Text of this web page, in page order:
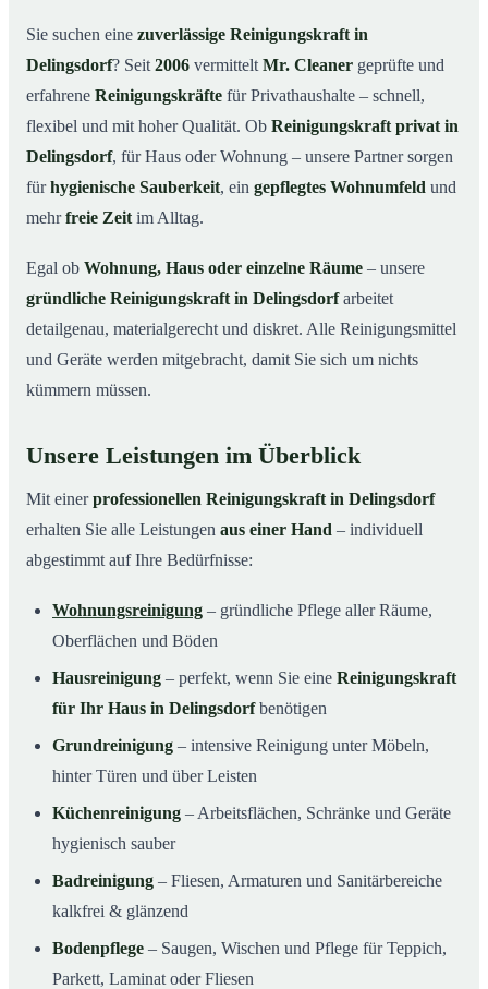
04So läuft die Buchung einer Reinigungskraft ab
05 Typische Anlässe für eine Reinigungskraft
07 Jetzt Reinigungskraft buchen
08So einfach buchen Sie eine Reinigungskraft in
Sie suchen eine zuverlässige Reinigungskraft in
Delingsdorf? Seit 2006 vermittelt Mr. Cleaner geprüfte und
erfahrene Reinigungskräfte für Privathaushalte – schnell,
flexibel und mit hoher Qualität. Ob Reinigungskraft privat in
Delingsdorf, für Haus oder Wohnung – unsere Partner sorgen
fürhygienische Sauberkeit, ein gepflegtes Wohnumfeld und
mehrfreie Zeit im Alltag.
Egal ob Wohnung, Haus oder einzelne Räume – unsere
gründliche Reinigungskraft in Delingsdorfarbeitet
detailgenau, materialgerecht und diskret. Alle Reinigungsmittel
und Geräte werden mitgebracht, damit Sie sich um nichts
kümmern müssen.
Unsere Leistungen im Überblick
Mit einerprofessionellen Reinigungskraft in Delingsdorf
erhalten Sie alle Leistungen aus einer Hand – individuell
abgestimmt auf Ihre Bedürfnisse:
Wohnungsreinigung – gründliche Pflege aller Räume,
Oberflächen und Böden
Hausreinigung – perfekt, wenn Sie eine Reinigungskraft
für Ihr Haus in Delingsdorfbenötigen
Grundreinigung – intensive Reinigung unter Möbeln,
hinter Türen und über Leisten
Küchenreinigung – Arbeitsflächen, Schränke und Geräte
hygienisch sauber
Badreinigung – Fliesen, Armaturen und Sanitärbereiche
kalkfrei & glänzend
Bodenpflege – Saugen, Wischen und Pflege für Teppich,
Parkett, Laminat oder Fliesen